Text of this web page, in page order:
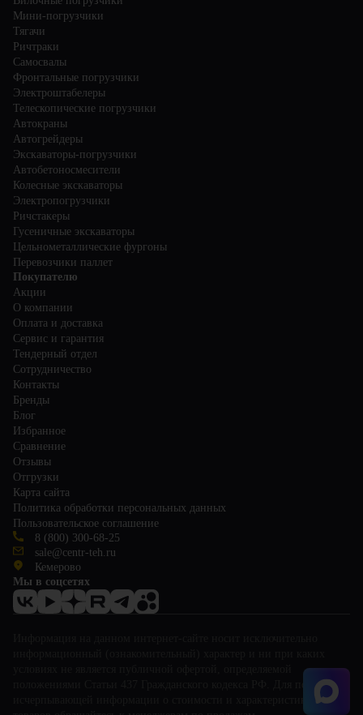
Мини-погрузчики
Тягачи
Ричтраки
Самосвалы
Фронтальные погрузчики
Электроштабелеры
Телескопические погрузчики
Автокраны
Автогрейдеры
Экскаваторы-погрузчики
Автобетоносмесители
Колесные экскаваторы
Электропогрузчики
Ричстакеры
Гусеничные экскаваторы
Цельнометаллические фургоны
Перевозчики паллет
Покупателю
Акции
О компании
Оплата и доставка
Сервис и гарантия
Тендерный отдел
Сотрудничество
Контакты
Бренды
Блог
Избранное
Сравнение
Отзывы
Отгрузки
Карта сайта
Политика обработки персональных данных
Пользовательское соглашение
8 (800) 300-68-25
sale@centr-teh.ru
Кемерово
Мы в соцсетях
положениями Статьи 437 Гражданского кодекса РФ. Для получения
исчерпывающей информации о стоимости и характеристиках